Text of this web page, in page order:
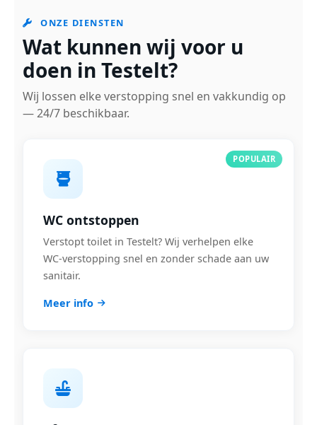
ONZE DIENSTEN
Wat kunnen wij voor u
doen in Testelt?
Wij lossen elke verstopping snel en vakkundig op
— 24/7 beschikbaar.
POPULAIR
WC ontstoppen
Verstopt toilet in Testelt? Wij verhelpen elke
WC-verstopping snel en zonder schade aan uw
sanitair.
Meer info